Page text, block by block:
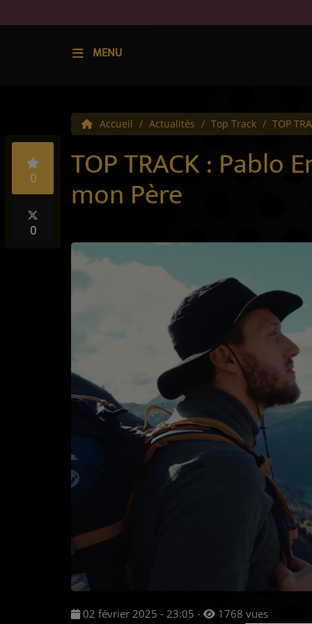
MENU
Radio
Écoute
Appli IMPACT
Titres diffusés
Médias
Clips Vidéo
Participe
Soutenir Impact
Mur des kiffs
Dédicaces audio
Accueil Actualités Top Track TOP
TOP TRACK : Pablo
mon Père
0
0
02 février 2025 - 23:05 - 1768 vues